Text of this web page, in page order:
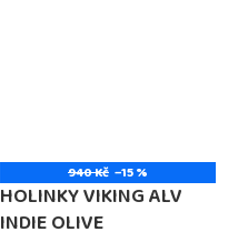
940 Kč –15 %
HOLINKY VIKING ALV
INDIE OLIVE